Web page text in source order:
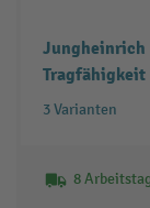
Jungheinrich
Tragfähigkeit
3 Varianten
8